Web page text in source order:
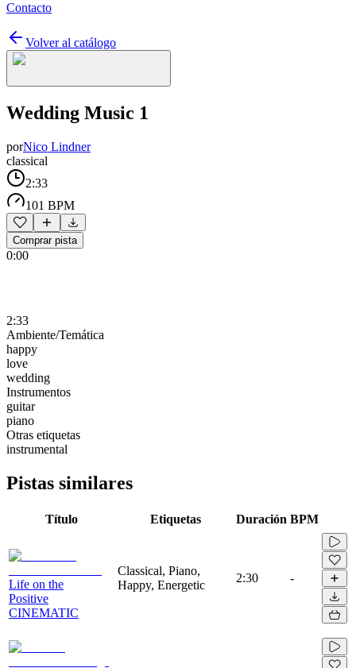
Contacto
Volver al catálogo
Wedding Music 1
porNico Lindner
classical
2:33
101 BPM
Comprar pista
0:00
2:33
Ambiente/Temática
happy
love
wedding
Instrumentos
guitar
piano
Otras etiquetas
instrumental
Pistas similares
Título Etiquetas Duración BPM
Life on the
Positive
CINEMATIC
Classical, Piano,
Happy, Energetic
2:30 -